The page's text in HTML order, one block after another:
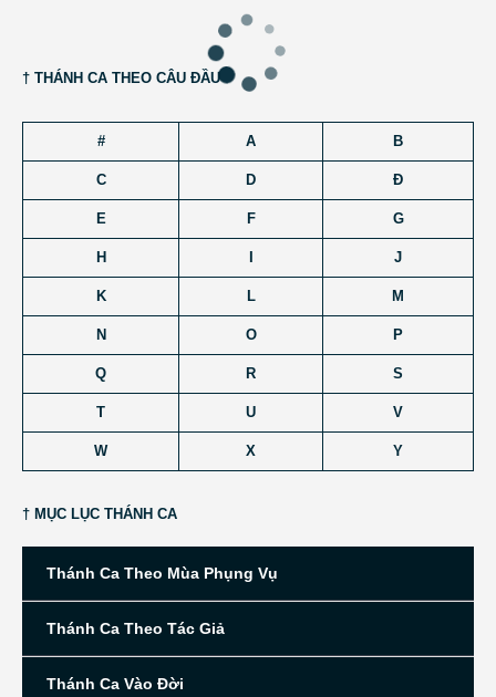
† THÁNH CA THEO CÂU ĐẦU
# A B
C D Đ
E F G
H J
K L M
N O P
Q R S
T U V
W X Y
† MỤC LỤC THÁNH CA
Thánh Ca Theo Mùa Phụng Vụ
Thánh Ca Theo Tác Giả
Thánh Ca Vào Đời